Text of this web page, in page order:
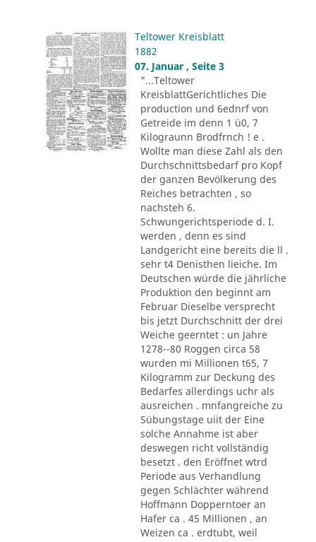
Teltower Kreisblatt
1882
07. Januar , Seite 3
"...Teltower
KreisblattGerichtliches Die
production und 6ednrf von
Getreide im denn 1 ü0, 7
Kilograunn Brodfrnch ! e .
Wollte man diese Zahl als den
Durchschnittsbedarf pro Kopf
der ganzen Bevölkerung des
Reiches betrachten , so
nachsteh 6.
Schwungerichtsperiode d. I.
werden , denn es sind
Landgericht eine bereits die ll .
sehr t4 Denisthen lieiche. Im
Deutschen würde die jährliche
Produktion den beginnt am
Februar Dieselbe versprecht
bis jetzt Durchschnitt der drei
Weiche geerntet : un Jahre
1278--80 Roggen circa 58
wurden mi Millionen t65, 7
Kilogramm zur Deckung des
Bedarfes allerdings uchr als
ausreichen . mnfangreiche zu
Sübungstage uiit der Eine
solche Annahme ist aber
deswegen richt vollständig
besetzt . den Eröffnet wtrd
Periode aus Verhandlung
gegen Schlächter während
Hoffmann Dopperntoer an
Hafer ca . 45 Millionen , an
Weizen ca . erdtubt, weil